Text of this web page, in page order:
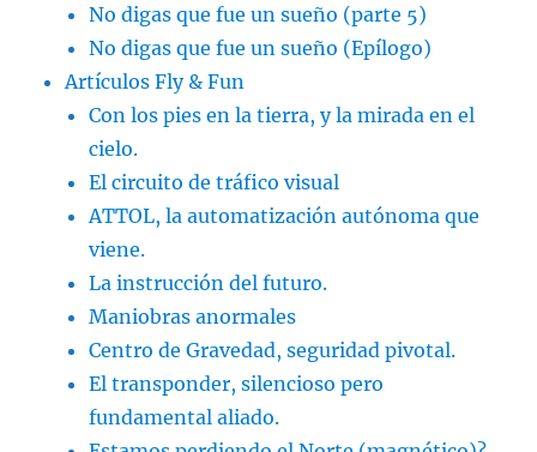
No digas que fue un sueño (parte 5)
No digas que fue un sueño (Epílogo)
Artículos Fly & Fun
Con los pies en la tierra, y la mirada en el
cielo.
El circuito de tráfico visual
ATTOL, la automatización autónoma que
viene.
La instrucción del futuro.
Maniobras anormales
Centro de Gravedad, seguridad pivotal.
El transponder, silencioso pero
fundamental aliado.